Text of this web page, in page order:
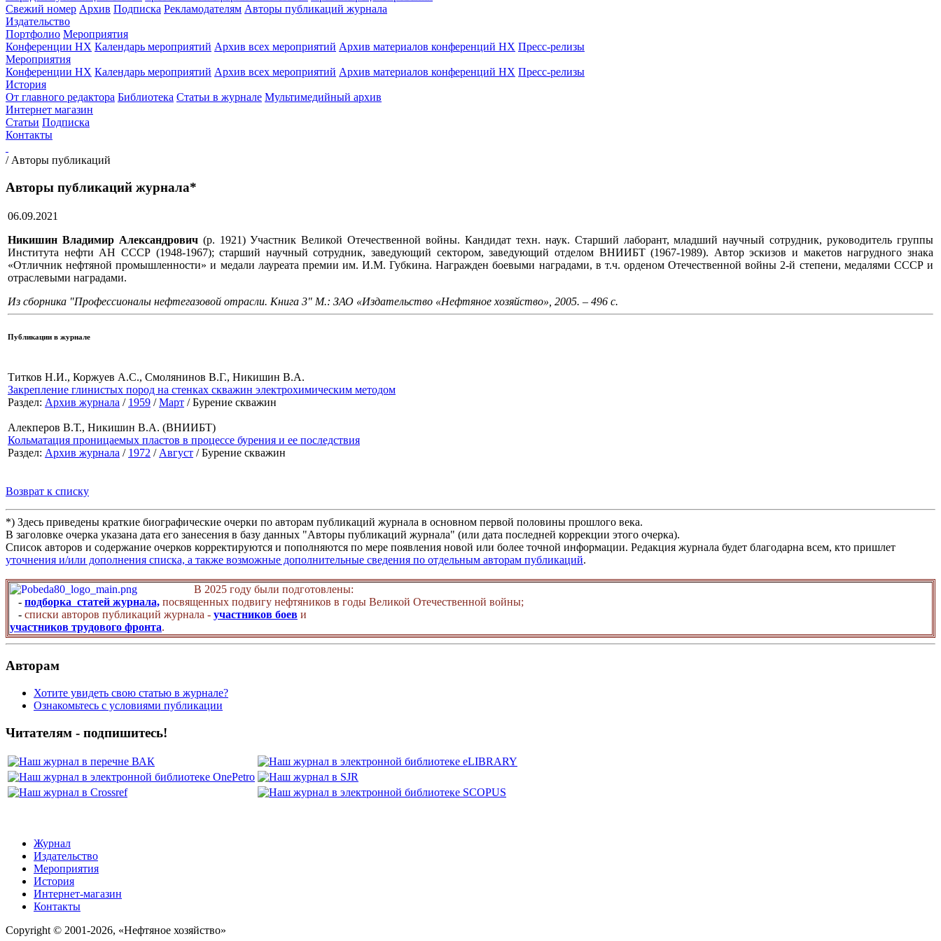
Свежий номер Архив Подписка Рекламодателям Авторы публикаций журнала
Издательство
Портфолио Мероприятия
Конференции НХ Календарь мероприятий Архив всех мероприятий Архив материалов конференций НХ Пресс-релизы
Мероприятия
Конференции НХ Календарь мероприятий Архив всех мероприятий Архив материалов конференций НХ Пресс-релизы
История
От главного редактора Библиотека Статьи в журнале Мультимедийный архив
Интернет магазин
Статьи Подписка
Контакты
/ Авторы публикаций
Авторы публикаций журнала*
06.09.2021
Никишин Владимир Александрович (р. 1921) Участник Великой Отечественной войны. Кандидат техн. наук. Старший лаборант, младший научный сотрудник, руководитель группы
Института нефти АН СССР (1948-1967); старший научный сотрудник, заведующий сектором, заведующий отделом ВНИИБТ (1967-1989). Автор эскизов и макетов нагрудного знака
«Отличник нефтяной промышленности» и медали лауреата премии им. И.М. Губкина. Награжден боевыми наградами, в т.ч. орденом Отечественной войны 2-й степени, медалями СССР и
отраслевыми наградами.
Из сборника "Профессионалы нефтегазовой отрасли. Книга 3" М.: ЗАО «Издательство «Нефтяное хозяйство», 2005. – 496 с.
Публикации в журнале
Титков Н.И., Коржуев А.С., Смолянинов В.Г., Никишин В.А.
Закрепление глинистых пород на стенках скважин электрохимическим методом
Раздел: Архив журнала / 1959 /Март / Бурение скважин
Алекперов В.Т., Никишин В.А. (ВНИИБТ)
Кольматация проницаемых пластов в процессе бурения и ее последствия
Раздел: Архив журнала / 1972 / Август / Бурение скважин
Возврат к списку
*) Здесь приведены краткие биографические очерки по авторам публикаций журнала в основном первой половины прошлого века.
В заголовке очерка указана дата его занесения в базу данных "Авторы публикаций журнала" (или дата последней коррекции этого очерка).
Список авторов и содержание очерков корректируются и пополняются по мере появления новой или более точной информации. Редакция журнала будет благодарна всем, кто пришлет
уточнения и/или дополнения списка, а также возможные дополнительные сведения по отдельным авторам публикаций.
В 2025 году были подготовлены:
- подборка статей журнала, посвященных подвигу нефтяников в годы Великой Отечественной войны;
- списки авторов публикаций журнала - участников боев и
участников трудового фронта.
Авторам
Хотите увидеть свою статью в журнале?
Ознакомьтесь с условиями публикации
Читателям - подпишитесь!
Журнал
Издательство
Мероприятия
История
Интернет-магазин
Контакты
Copyright © 2001-2026, «Нефтяное хозяйство»